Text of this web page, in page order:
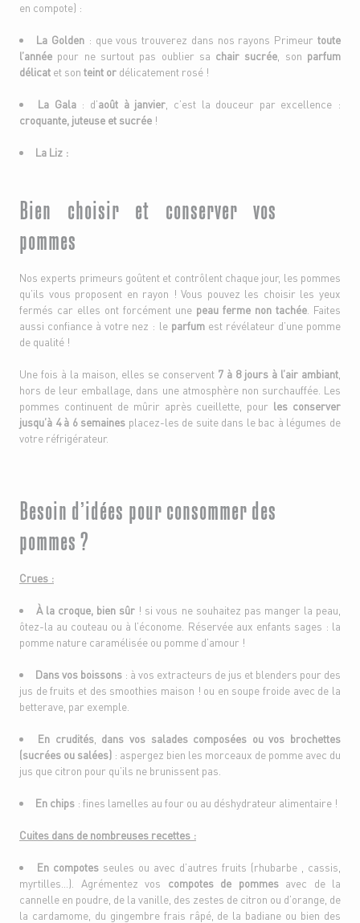
en compote) :
La Golden : que vous trouverez dans nos rayons Primeurtoute
l’année pour ne surtout pas oublier sa chair sucrée son parfum
délicat et son teint or délicatement rosé !
La Gala: d’août à janvier , c’est la douceur par excellence :
croquante, juteuse et sucrée !
La Liz :
Bien choisir et conserver vos
pommes
Nos experts primeurs goûtent et contrôlent chaque jour, les pommes
qu’ils vous proposent en rayon ! Vous pouvez les choisir les yeux
fermés car elles ont forcément une peau ferme non tachée . Faites
aussi confiance à votre nez : le parfum est révélateur d’une pomme
de qualité !
Une fois à la maison, elles se conservent 7 à 8 jours à l’air ambiant
hors de leur emballage, dans une atmosphère non surchauffée. Les
pommes continuent de mûrir après cueillette, pour les conserver
jusqu’à 4 à 6 semaines placez-les de suite dans le bac à légumes de
votre réfrigérateur.
Besoin d’idées pour consommer des
pommes ?
Crues :
À la croque, bien sûr ! si vous ne souhaitez pas manger la peau,
ôtez-la au couteau ou à l’économe. Réservée aux enfants sages : la
pomme nature caramélisée ou pomme d’amour !
Dans vos boissons : à vos extracteurs de jus et blenders pour des
jus de fruits et des smoothies maison ! ou en soupe froide avec de la
betterave, par exemple.
En crudités, dans vos salades composées ou vos brochettes
(sucrées ou salées) : aspergez bien les morceaux de pomme avec du
jus que citron pour qu’ils ne brunissent pas.
En chips: fines lamelles au four ou au déshydrateur alimentaire !
Cuites dans de nombreuses recettes :
En compotes seules ou avec d’autres fruits (rhubarbe , cassis,
myrtilles…). Agrémentez vos compotes de pommesavec de la
cannelle en poudre, de la vanille, des zestes de citron ou d’orange, de
la cardamome, du gingembre frais râpé, de la badiane ou bien des